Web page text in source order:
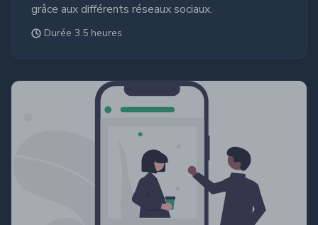
grâce aux différents réseaux sociaux.
Durée 3.5 heures